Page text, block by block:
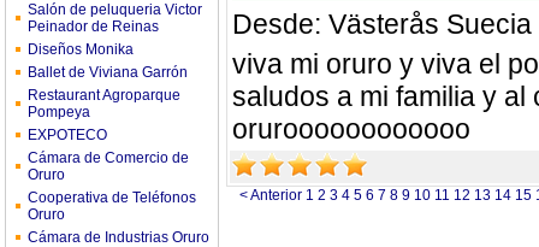
Salón de peluqueria Victor
Peinador de Reinas
Diseños Monika
Ballet de Viviana Garrón
Restaurant Agroparque
Pompeya
EXPOTECO
Cámara de Comercio de
Oruro
Cooperativa de Teléfonos
Oruro
Cámara de Industrias Oruro
Desde: Västerås Suecia
viva mi oruro y viva el
saludos a mi familia y
oruroooooooooooo
< Anterior 1 2 3 4 5 6 7 8 9 10 11 12 13 14 15